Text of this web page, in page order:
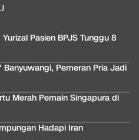
Pasien BPJS Tunggu 8
Pemeran Pria Jadi
Merah Pemain Singapura di
Hadapi Iran